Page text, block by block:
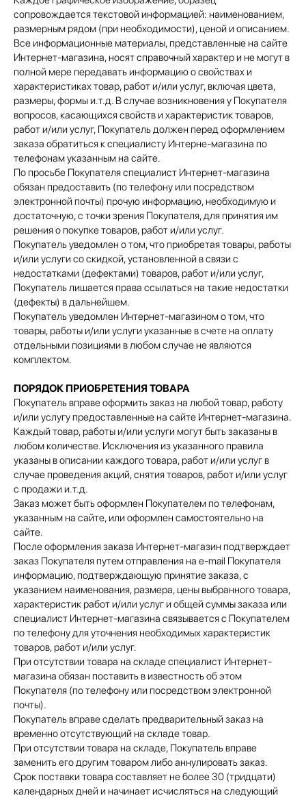
сопровождается текстовой информацией: наименованием,
размерным рядом (при необходимости), ценой и описанием.
Все информационные материалы, представленные на сайте
Интернет-магазина, носят справочный характер и не могут в
полной мере передавать информацию о свойствах и
характеристиках товар, работ и/или услуг, включая цвета,
размеры, формы и.т.д. В случае возникновения у Покупателя
вопросов, касающихся свойств и характеристик товаров,
работ и/или услуг, Покупатель должен перед оформлением
заказа обратиться к специалисту Интерне-магазина по
телефонам указанным на сайте.
По просьбе Покупателя специалист Интернет-магазина
обязан предоставить (по телефону или посредством
электронной почты) прочую информацию, необходимую и
достаточную, с точки зрения Покупателя, для принятия им
решения о покупке товаров, работ и/или услуг.
Покупатель уведомлен о том, что приобретая товары, работы
и/или услуги со скидкой, установленной в связи с
недостатками (дефектами) товаров, работ и/или услуг,
Покупатель лишается права ссылаться на такие недостатки
(дефекты) в дальнейшем.
Покупатель уведомлен Интернет-магазином о том, что
товары, работы и/или услуги указанные в счете на оплату
отдельными позициями в любом случае не являются
комплектом.
ПОРЯДОК ПРИОБРЕТЕНИЯ ТОВАРА
Покупатель вправе оформить заказ на любой товар, работу
и/или услугу предоставленные на сайте Интернет-магазина.
Каждый товар, работы и/или услуги могут быть заказаны в
любом количестве. Исключения из указанного правила
указаны в описании каждого товара, работ и/или услуг в
случае проведения акций, снятия товаров, работ и/или услуг
с продажи и.т.д.
Заказ может быть оформлен Покупателем по телефонам,
указанным на сайте, или оформлен самостоятельно на
сайте.
После оформления заказа Интернет-магазин подтверждает
заказ Покупателя путем отправления на e-mail Покупателя
информацию, подтверждающую принятие заказа, с
указанием наименования, размера, цены выбранного товара,
характеристик работ и/или услуг и общей суммы заказа или
специалист Интернет-магазина связывается с Покупателем
по телефону для уточнения необходимых характеристик
товаров, работ и/или услуг.
При отсутствии товара на складе специалист Интернет-
магазина обязан поставить в известность об этом
Покупателя (по телефону или посредством электронной
почты).
Покупатель вправе сделать предварительный заказ на
временно отсутствующий на складе товар.
При отсутствии товара на складе, Покупатель вправе
заменить его другим товаром либо аннулировать заказ.
Срок поставки товара составляет не более 30 (тридцати)
календарных дней и начинает исчисляться на следующий